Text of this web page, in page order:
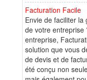
Facturation Facile
Envie de faciliter la
de votre entreprise
entreprise,
solution que vous
de devis et de
été conçu non